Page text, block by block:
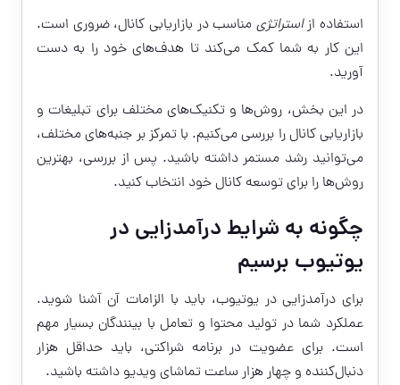
استفاده ازاستراتژی مناسب در بازاریابی کانال، ضروری است.
این کار به شما کمک می‌کند تا هدف‌های خود را به دست
آورید.
در این بخش، روش‌ها و تکنیک‌های مختلف برای تبلیغات و
بازاریابی کانال را بررسی می‌کنیم. با تمرکز بر جنبه‌های مختلف،
می‌توانید رشد مستمر داشته باشید. پس از بررسی، بهترین
روش‌ها را برای توسعه کانال خود انتخاب کنید.
چگونه به شرایط درآمدزایی در
یوتیوب برسیم
برای درآمدزایی در یوتیوب، باید با الزامات آن آشنا شوید.
عملکرد شما در تولید محتوا و تعامل با بینندگان بسیار مهم
است. برای عضویت در برنامه شراکتی، باید حداقل هزار
دنبال‌کننده و چهار هزار ساعت تماشای ویدیو داشته باشید.